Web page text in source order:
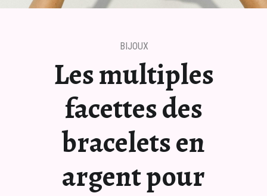
Les multiples
facettes des
bracelets en
argent pour
BIJOUX